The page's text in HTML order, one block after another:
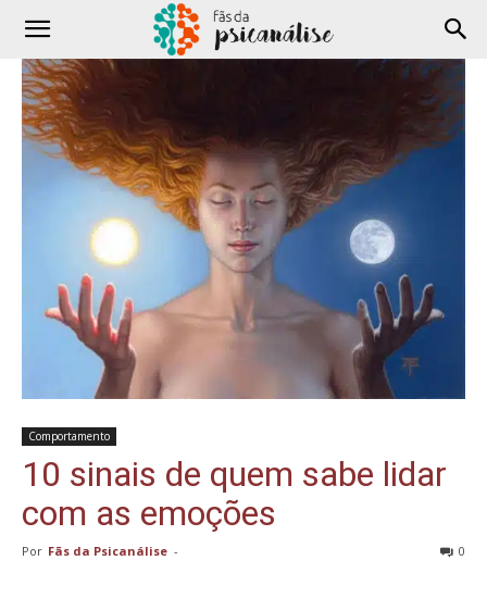
Comportamento
10 sinais de quem sabe lidar
com as emoções
Por Fãs da Psicanálise - 0